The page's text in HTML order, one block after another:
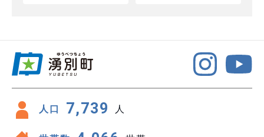
人口 7,739 人